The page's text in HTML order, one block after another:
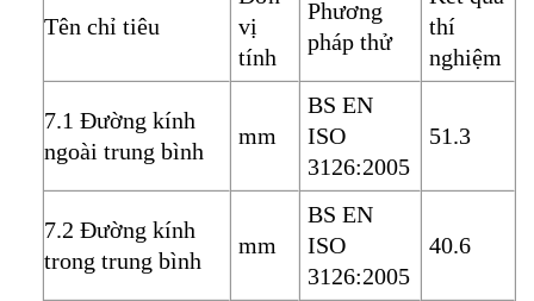
Tên chỉ tiêu
vị
tính
Phương
pháp thử
thí
nghiệm
7.1 Đường kính
ngoài trung bình
mm
BS EN
ISO
3126:2005
51.3
7.2 Đường kính
trong trung bình
mm
BS EN
ISO
3126:2005
40.6